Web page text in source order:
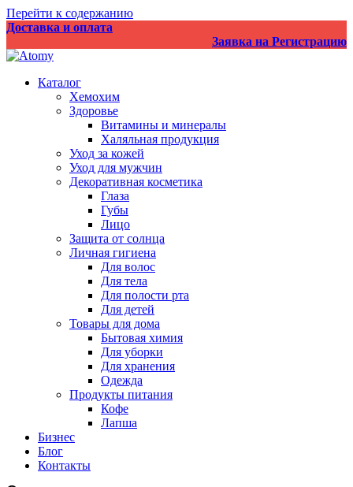
Перейти к содержанию
Доставка и оплата
Заявка на Регистрацию
Каталог
Хемохим
Здоровье
Витамины и минералы
Халяльная продукция
Уход за кожей
Уход для мужчин
Декоративная косметика
Глаза
Губы
Лицо
Защита от солнца
Личная гигиена
Для волос
Для тела
Для полости рта
Для детей
Товары для дома
Бытовая химия
Для уборки
Для хранения
Одежда
Продукты питания
Кофе
Лапша
Бизнес
Блог
Контакты